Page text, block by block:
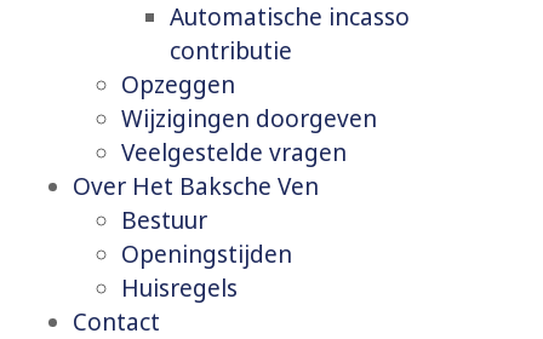
Automatische incasso
contributie
Opzeggen
Wijzigingen doorgeven
Veelgestelde vragen
Over Het Baksche Ven
Bestuur
Openingstijden
Huisregels
Contact